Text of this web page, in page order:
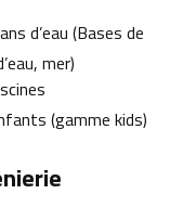
d’eau (Bases de
mer)
(gamme kids)